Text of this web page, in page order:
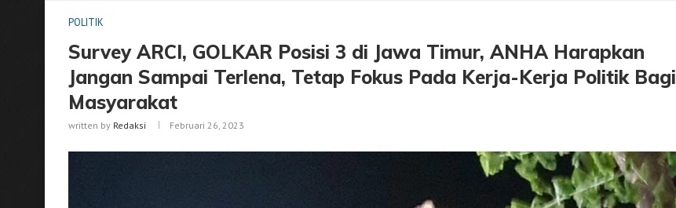
POLITIK
Survey ARCI, GOLKAR Posisi 3 di Jawa Timur, ANHA Harapkan
Jangan Sampai Terlena, Tetap Fokus Pada Kerja-Kerja Politik Bagi
Masyarakat
written by Redaksi Februari 26, 2023